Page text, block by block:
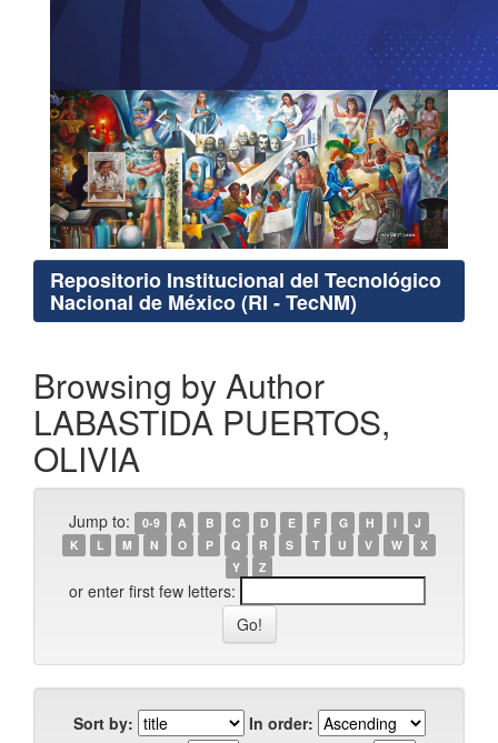
Repositorio Institucional del Tecnológico
Nacional de México (RI - TecNM)
Browsing by Author
LABASTIDA PUERTOS,
OLIVIA
Jump to: 0-9 A B C D E F G H I
J
K
L M N O P Q R S T U V W
X
Y
Z
or enter first few letters:
Sort by:
In order: